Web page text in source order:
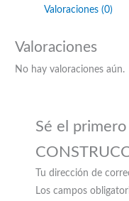
Valoraciones (0)
Valoraciones
No hay valoraciones aún.
Sé el
Tu dirección de
Los campos